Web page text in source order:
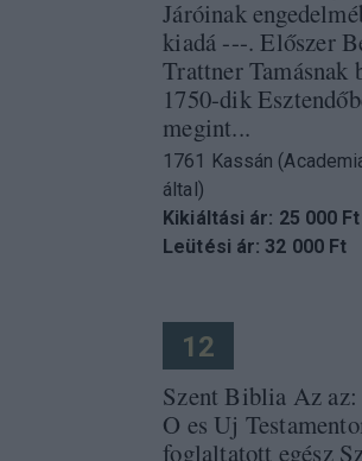
Járóinak
kiadá ---. Előszer
Trattner Tamásnak
1750-dik
megint...
1761 Kassán
által)
Kikiáltási ár: 25 000 Ft
Leütési ár: 32 000 Ft
12
Szent Biblia Az
O es Uj
foglaltatott egész